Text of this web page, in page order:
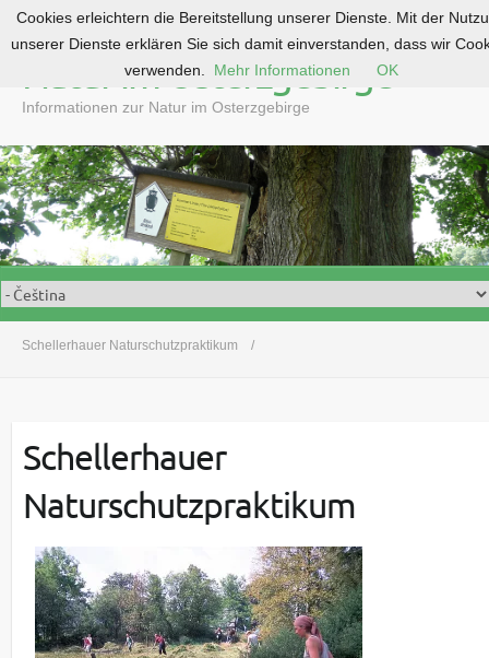
o
c
o
n
t
e
n
Natur im Osterzgebirge
Informationen zur Natur im Osterzgebirge
Schellerhauer Naturschutzpraktikum
Schellerhauer
Naturschutzpraktikum
Cookies erleichtern die Bereitstellung unserer Dienste. Mit der
unserer Dienste erklären Sie sich damit einverstanden, dass wir
verwenden.
Mehr Informationen OK